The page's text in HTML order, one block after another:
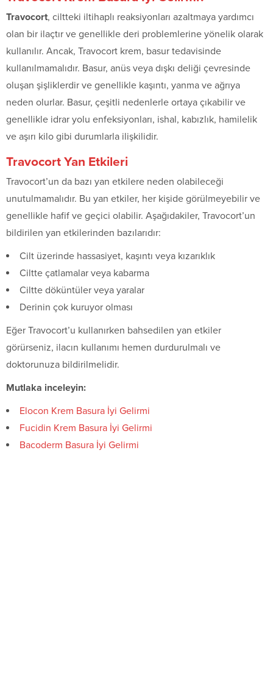
Travocort, ciltteki iltihaplı reaksiyonları azaltmaya yardımcı
olan bir ilaçtır ve genellikle deri problemlerine yönelik olarak
kullanılır. Ancak, Travocort krem, basur tedavisinde
kullanılmamalıdır. Basur, anüs veya dışkı deliği çevresinde
oluşan şişliklerdir ve genellikle kaşıntı, yanma ve ağrıya
neden olurlar. Basur, çeşitli nedenlerle ortaya çıkabilir ve
genellikle idrar yolu enfeksiyonları, ishal, kabızlık, hamilelik
ve aşırı kilo gibi durumlarla ilişkilidir.
Travocort Yan Etkileri
Travocort’un da bazı yan etkilere neden olabileceği
unutulmamalıdır. Bu yan etkiler, her kişide görülmeyebilir ve
genellikle hafif ve geçici olabilir. Aşağıdakiler, Travocort’un
bildirilen yan etkilerinden bazılarıdır:
Cilt üzerinde hassasiyet, kaşıntı veya kızarıklık
Ciltte çatlamalar veya kabarma
Ciltte döküntüler veya yaralar
Derinin çok kuruyor olması
Eğer Travocort’u kullanırken bahsedilen yan etkiler
görürseniz, ilacın kullanımı hemen durdurulmalı ve
doktorunuza bildirilmelidir.
Mutlaka inceleyin:
Elocon Krem Basura İyi Gelirmi
Fucidin Krem Basura İyi Gelirmi
Bacoderm Basura İyi Gelirmi